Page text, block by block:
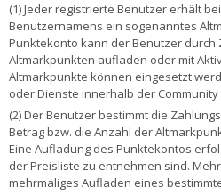
(1) Jeder registrierte Benutzer erhält
Benutzernamens ein sogenanntes
Punktekonto kann der Benutzer durch
Altmarkpunkten aufladen oder mit
Altmarkpunkte können eingesetzt
oder Dienste innerhalb der
(2) Der Benutzer bestimmt die
Betrag bzw. die Anzahl der
Eine Aufladung des Punktekontos
der Preisliste zu entnehmen sind.
mehrmaliges Aufladen eines